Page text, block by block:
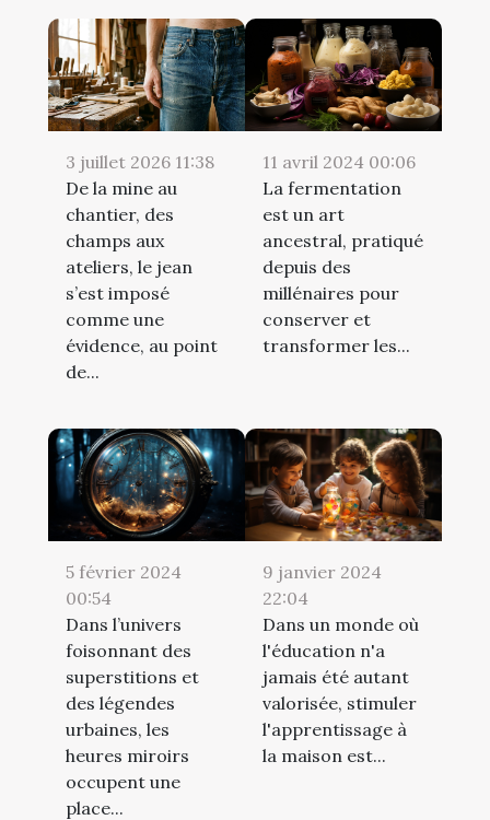
3 juillet 2026 11:38
De la mine au
chantier, des
champs aux
ateliers, le jean
s’est imposé
comme une
évidence, au point
de...
11 avril 2024 00:06
La fermentation
est un art
ancestral, pratiqué
depuis des
millénaires pour
conserver et
transformer les...
5 février 2024
00:54
Dans l’univers
foisonnant des
superstitions et
des légendes
urbaines, les
heures miroirs
occupent une
place...
9 janvier 2024
22:04
Dans un monde où
l'éducation n'a
jamais été autant
valorisée, stimuler
l'apprentissage à
la maison est...